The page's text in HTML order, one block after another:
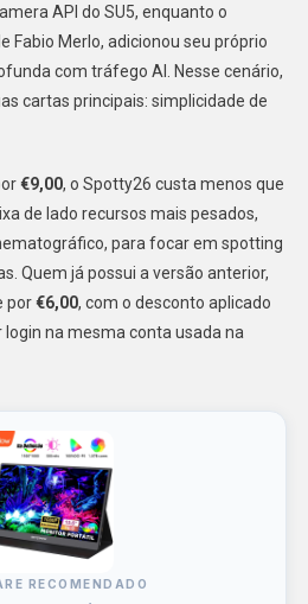
API do SU5, enquanto o
Fabio Merlo, adicionou seu próprio
com tráfego AI. Nesse cenário,
cartas principais: simplicidade de
€9,00, o Spotty26 custa menos que
de lado recursos mais pesados,
para focar em spotting
Quem já possui a versão anterior,
por€6,00, com o desconto aplicado
na mesma conta usada na
RECOMENDADO